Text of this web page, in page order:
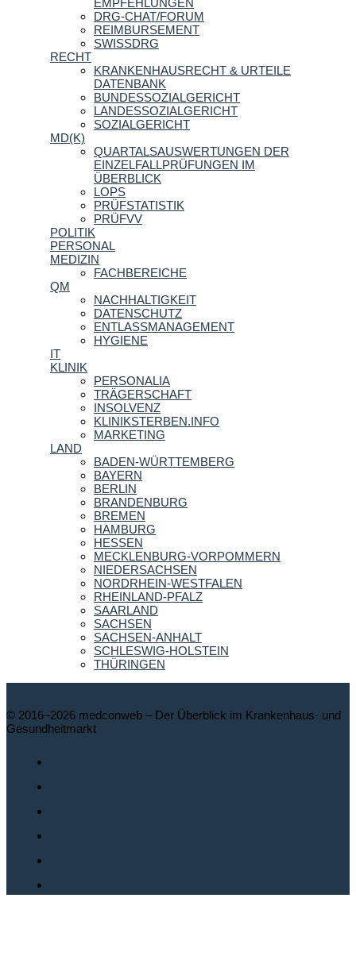
EMPFEHLUNGEN
DRG-CHAT/FORUM
REIMBURSEMENT
SWISSDRG
RECHT
KRANKENHAUSRECHT & URTEILE
DATENBANK
BUNDESSOZIALGERICHT
LANDESSOZIALGERICHT
SOZIALGERICHT
MD(K)
QUARTALSAUSWERTUNGEN DER
EINZELFALLPRÜFUNGEN IM
ÜBERBLICK
LOPS
PRÜFSTATISTIK
PRÜFVV
POLITIK
PERSONAL
MEDIZIN
FACHBEREICHE
QM
NACHHALTIGKEIT
DATENSCHUTZ
ENTLASSMANAGEMENT
HYGIENE
IT
KLINIK
PERSONALIA
TRÄGERSCHAFT
INSOLVENZ
KLINIKSTERBEN.INFO
MARKETING
LAND
BADEN-WÜRTTEMBERG
BAYERN
BERLIN
BRANDENBURG
BREMEN
HAMBURG
HESSEN
MECKLENBURG-VORPOMMERN
NIEDERSACHSEN
NORDRHEIN-WESTFALEN
RHEINLAND-PFALZ
SAARLAND
SACHSEN
SACHSEN-ANHALT
SCHLESWIG-HOLSTEIN
THÜRINGEN
© 2016–2026 medconweb – Der Überblick im Krankenhaus- und
Gesundheitmarkt